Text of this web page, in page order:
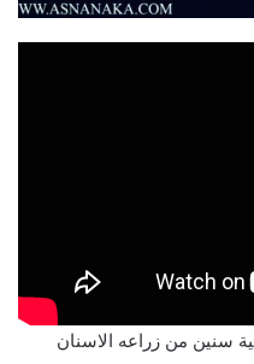
سنين من زراعه الاسنان